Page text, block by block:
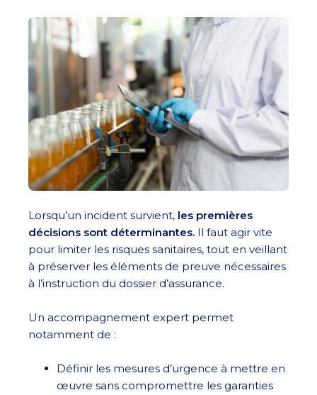
Lorsqu’un incident survient, les premières
décisions sont déterminantes. Il faut agir vite
pour limiter les risques sanitaires, tout en veillant
à préserver les éléments de preuve nécessaires
à l’instruction du dossier d’assurance.
Un accompagnement expert permet
notamment de :
Définir les mesures d’urgence à mettre en
œuvre sans compromettre les garanties